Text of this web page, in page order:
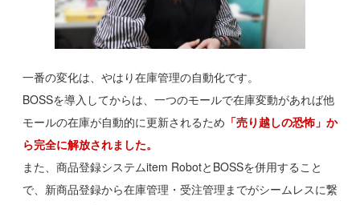
一番の変化は、やはり在庫管理の自動化です。
BOSSを導入してからは、一つのモールで在庫変動があれば他
モールの在庫が自動的に更新されるため 「売り越しの恐怖」か
ら完全に解放されました。
また、商品登録システムitem RobotとBOSSを併用すること
で、新商品登録から在庫管理・受注管理までがシームレスに繋